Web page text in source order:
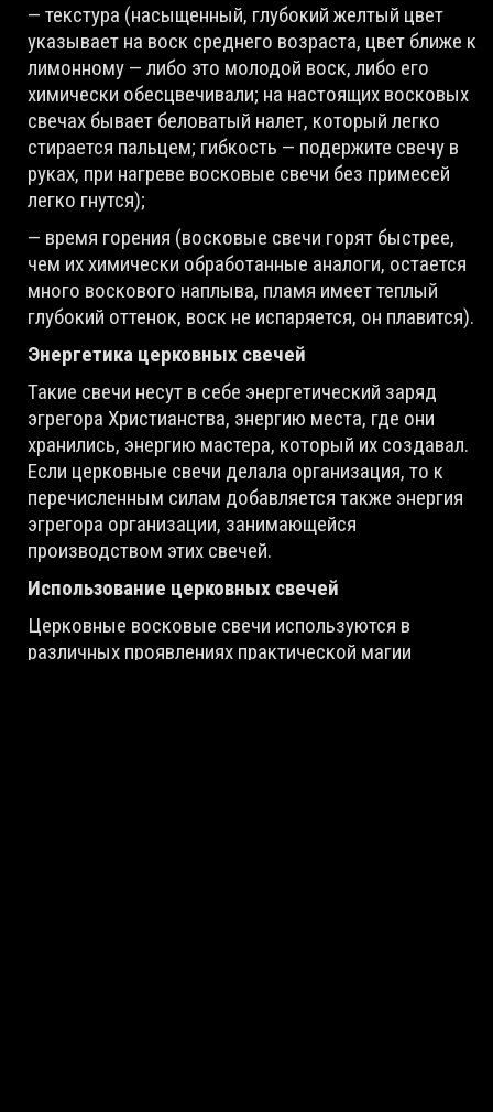
— текстура (насыщенный, глубокий желтый цвет
указывает на воск среднего возраста, цвет ближе к
лимонному — либо это молодой воск, либо его
химически обесцвечивали; на настоящих восковых
свечах бывает беловатый налет, который легко
стирается пальцем; гибкость — подержите свечу в
руках, при нагреве восковые свечи без примесей
легко гнутся);
— время горения (восковые свечи горят быстрее,
чем их химически обработанные аналоги, остается
много воскового наплыва, пламя имеет теплый
глубокий оттенок, воск не испаряется, он плавится).
Энергетика церковных свечей
Такие свечи несут в себе энергетический заряд
эгрегора Христианства, энергию места, где они
хранились, энергию мастера, который их создавал.
Если церковные свечи делала организация, то к
перечисленным силам добавляется также энергия
эгрегора организации, занимающейся
производством этих свечей.
Использование церковных свечей
Церковные восковые свечи используются в
различных проявлениях практической магии